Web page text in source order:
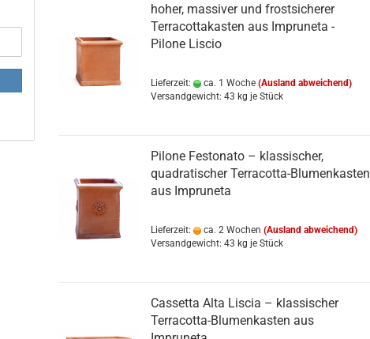
hoher, massiver und frostsicherer
Terracottakasten aus Impruneta -
Pilone Liscio
Lieferzeit: ca. 1 Woche (Ausland abweichend)
Versandgewicht:43 kg je Stück
Pilone Festonato – klassischer,
quadratischer Terracotta-Blumenkasten
aus Impruneta
Lieferzeit: ca. 2 Wochen (Ausland abweichend)
Versandgewicht:43 kg je Stück
Cassetta Alta Liscia – klassischer
Terracotta-Blumenkasten aus